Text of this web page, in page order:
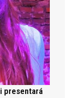
presentará